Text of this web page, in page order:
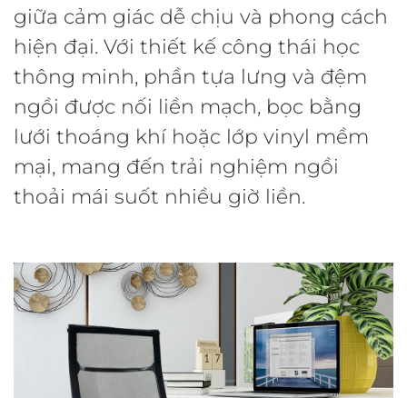
giữa cảm giác dễ chịu và phong cách
hiện đại. Với thiết kế công thái học
thông minh, phần tựa lưng và đệm
ngồi được nối liền mạch, bọc bằng
lưới thoáng khí hoặc lớp vinyl mềm
mại, mang đến trải nghiệm ngồi
thoải mái suốt nhiều giờ liền.